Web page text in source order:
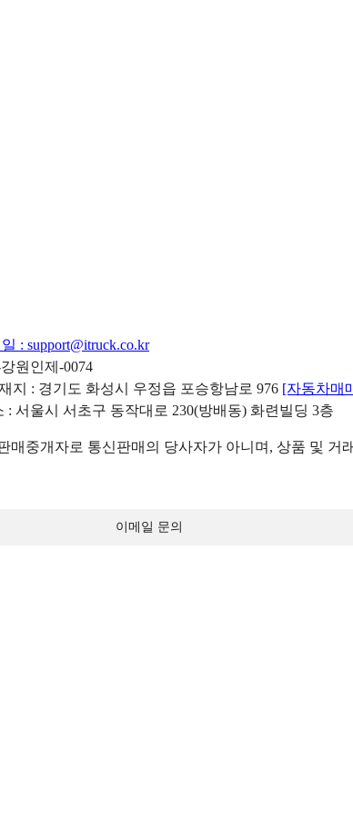
: support@itruck.co.kr
원인제-0074
지 : 경기도 화성시 우정읍 포승항남로 976 [자동차매
서울시 서초구 동작대로 230(방배동) 화련빌딩 3층
중개자로 통신판매의 당사자가 아니며, 상품 및 거
이메일 문의